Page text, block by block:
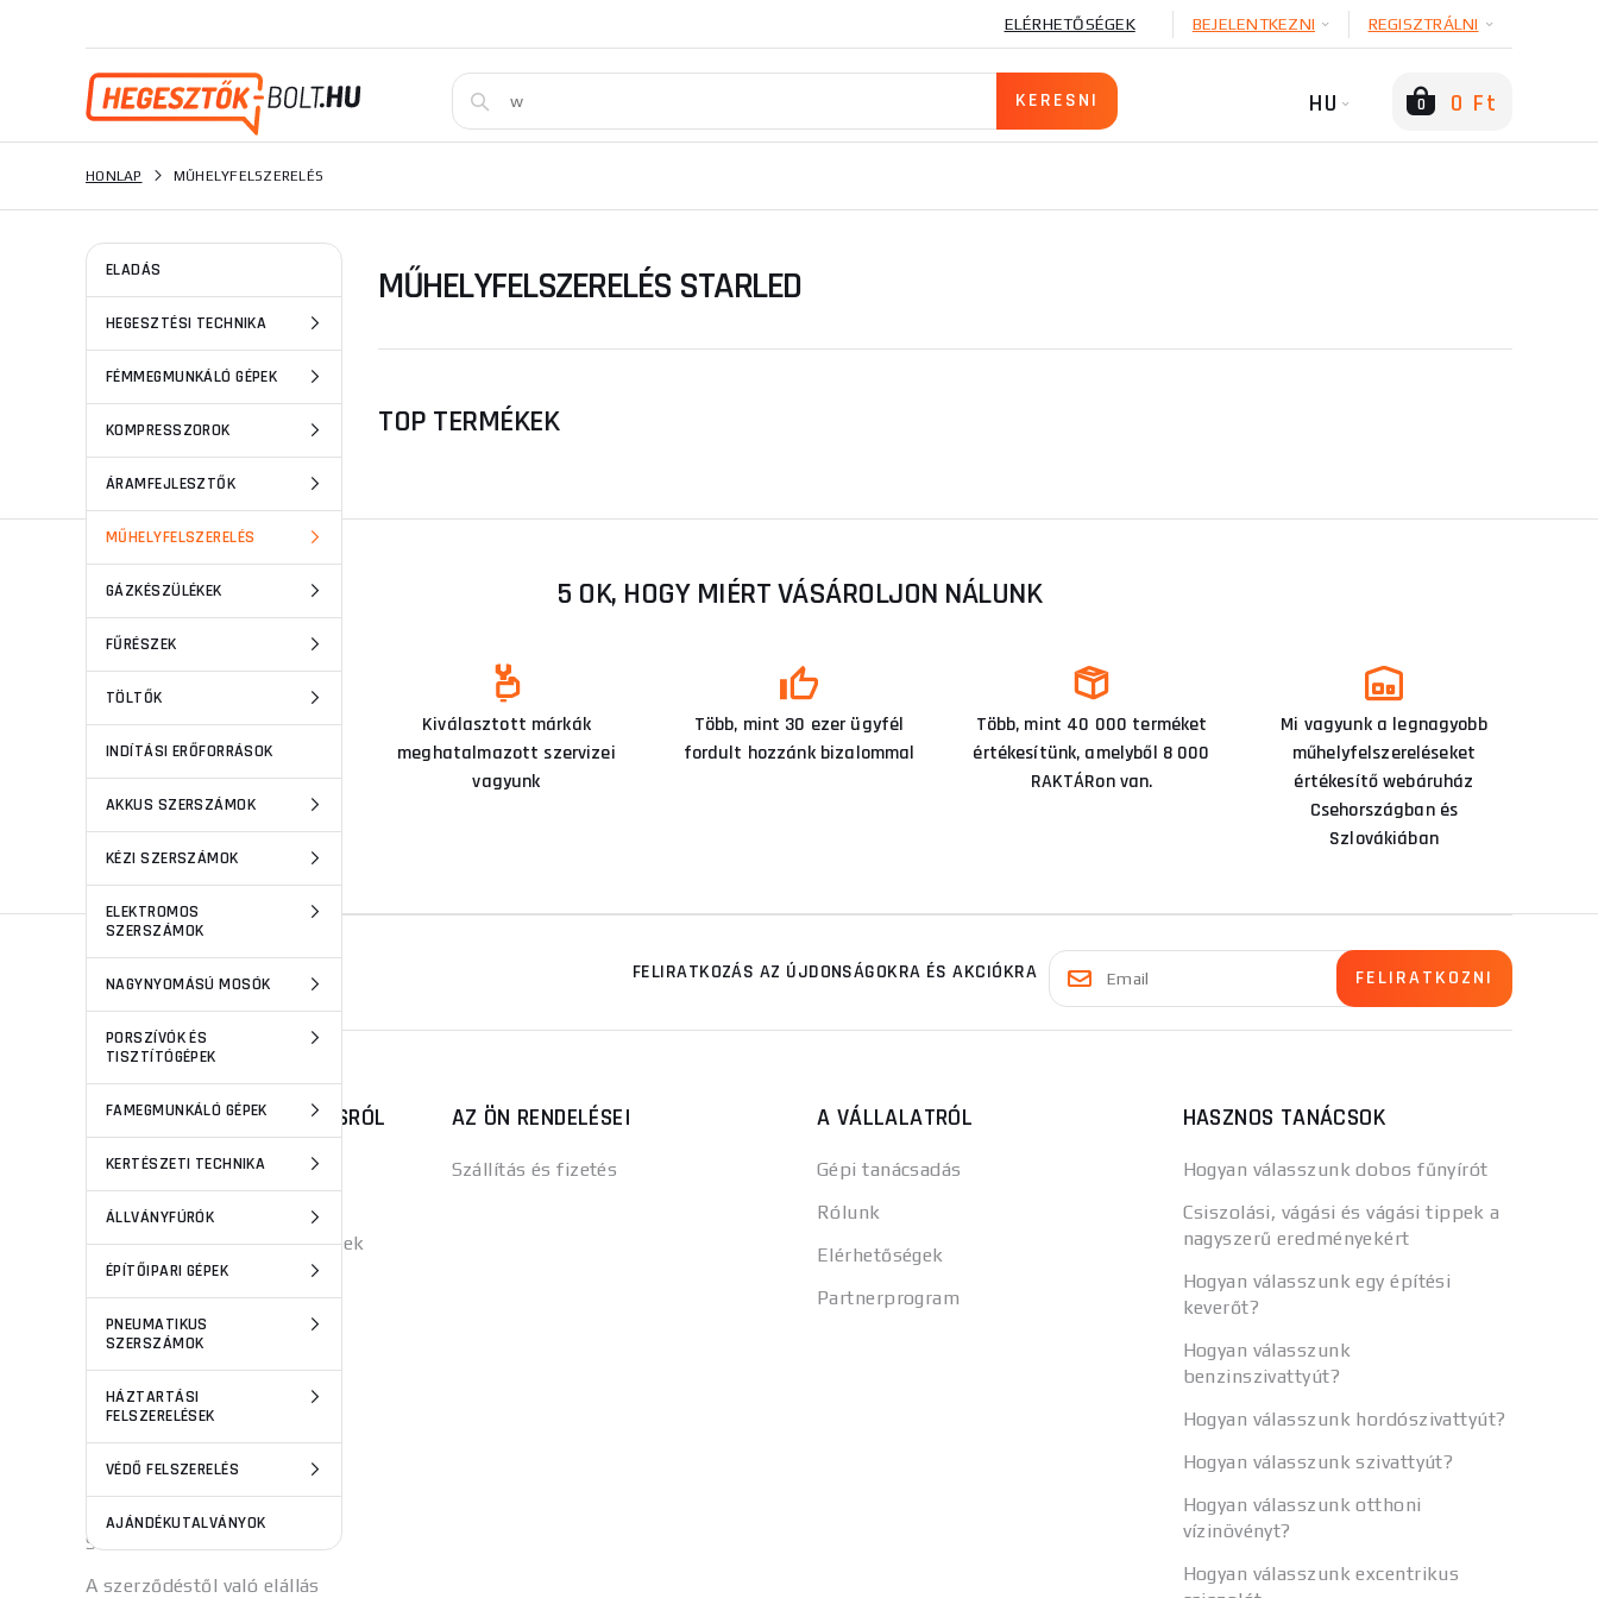
ELÉRHETŐSÉGEK BEJELENTKEZNI REGISZTRÁLNI
HU 0 0 Ft
ELADÁS
HEGESZTÉSI TECHNIKA
FÉMMEGMUNKÁLÓ GÉPEK
KOMPRESSZOROK
ÁRAMFEJLESZTŐK
MŰHELYFELSZERELÉS
GÁZKÉSZÜLÉKEK
FŰRÉSZEK
TÖLTŐK
INDÍTÁSI ERŐFORRÁSOK
AKKUS SZERSZÁMOK
KÉZI SZERSZÁMOK
ELEKTROMOS
SZERSZÁMOK
NAGYNYOMÁSÚ MOSÓK
PORSZÍVÓK ÉS
TISZTÍTÓGÉPEK
FAMEGMUNKÁLÓ GÉPEK
KERTÉSZETI TECHNIKA
ÁLLVÁNYFÚRÓK
ÉPÍTŐIPARI GÉPEK
PNEUMATIKUS
SZERSZÁMOK
HÁZTARTÁSI
FELSZERELÉSEK
VÉDŐ FELSZERELÉS
AJÁNDÉKUTALVÁNYOK
HONLAP MŰHELYFELSZERELÉS
MŰHELYFELSZERELÉS STARLED
TOP TERMÉKEK
5 OK, HOGY MIÉRT VÁSÁROLJON NÁLUNK
Ezen a szakterületen már 15
éve tevékenykedünk
Kiválasztott márkák
meghatalmazott szervizei
vagyunk
Több, mint 30 ezer ügyfél
fordult hozzánk bizalommal
Több, mint 40 000 terméket
értékesítünk, amelyből 8 000
RAKTÁRon van.
Mi vagyunk a legnagyobb
műhelyfelszereléseket
értékesítő webáruház
Csehországban és
Szlovákiában
MEGTALÁL MINKET A FELIRATKOZÁS AZ ÚJDONSÁGOKRA ÉS AKCIÓKRA
MINDEN, AMIT A VÁSÁRLÁSRÓL
TUDNI KELL
Általános Szerződési Feltételek
Adatvédelmi alapelvek
Az ügyfélszámla előnyei
Sütik
Személyes adatok védelme
Kiszolgáltatva tovább
Sütik beállításai
A szerződéstől való elállás
AZ ÖN RENDELÉSEI
Szállítás és fizetés
A VÁLLALATRÓL
Gépi tanácsadás
Rólunk
Elérhetőségek
Partnerprogram
HASZNOS TANÁCSOK
Hogyan válasszunk dobos fűnyírót
Csiszolási, vágási és vágási tippek a
nagyszerű eredményekért
Hogyan válasszunk egy építési
keverőt?
Hogyan válasszunk
benzinszivattyút?
Hogyan válasszunk hordószivattyút?
Hogyan válasszunk szivattyút?
Hogyan válasszunk otthoni
vízinövényt?
Hogyan válasszunk excentrikus